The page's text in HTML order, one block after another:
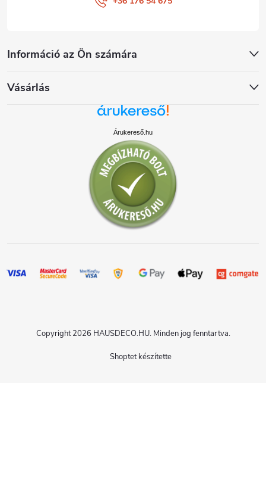
Információ az Ön számára
Vásárlás
Árukereső.hu
Shoptet készítette
Copyright 2026 HAUSDECO.HU. Minden jog fenntartva.